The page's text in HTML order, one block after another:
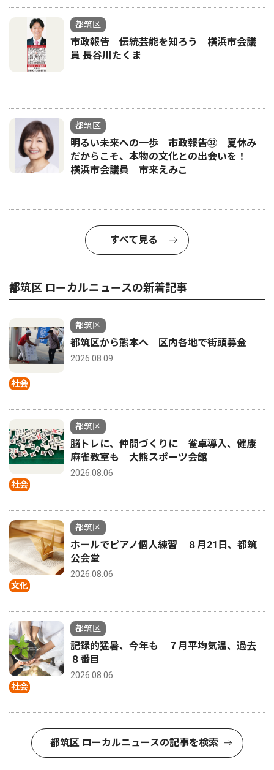
都筑区
市政報告 伝統芸能を知ろう 横浜市会議
員 長谷川たくま
都筑区
明るい未来への一歩 市政報告㉜ 夏休み
だからこそ、本物の文化との出会いを！
横浜市会議員 市来えみこ
すべて見る
都筑区 ローカルニュースの新着記事
社会
都筑区
都筑区から熊本へ 区内各地で街頭募金
2026.08.09
社会
都筑区
脳トレに、仲間づくりに 雀卓導入、健康
麻雀教室も 大熊スポーツ会館
2026.08.06
文化
都筑区
ホールでピアノ個人練習 ８月21日、都筑
公会堂
2026.08.06
社会
都筑区
記録的猛暑、今年も ７月平均気温、過去
８番目
2026.08.06
都筑区 ローカルニュースの記事を検索